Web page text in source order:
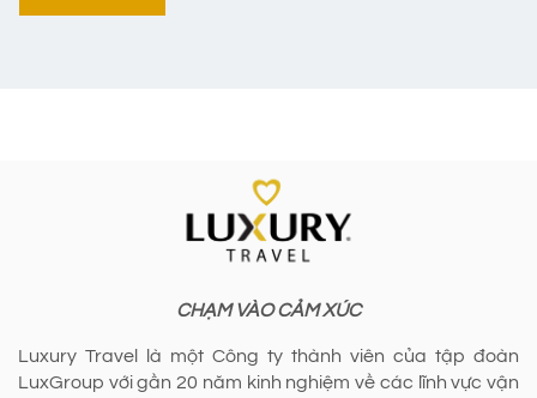
CHẠM VÀO CẢM XÚC
Luxury Travel là một Công ty thành viên của tập đoàn
LuxGroup với gần 20 năm kinh nghiệm về các lĩnh vực vận